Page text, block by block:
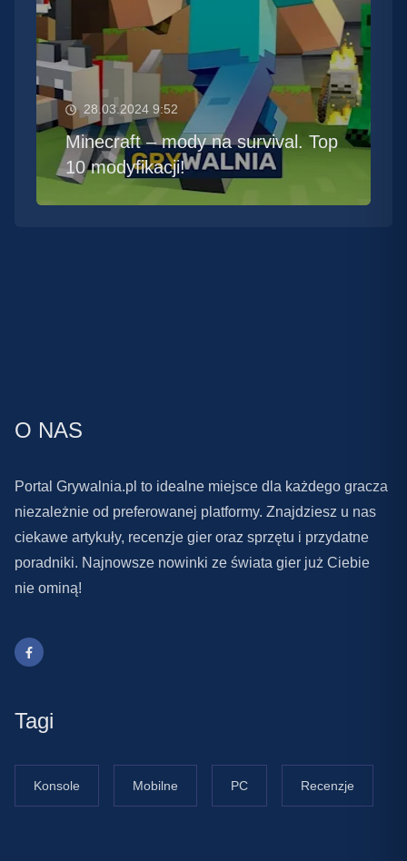
28.03.2024 9:52
Minecraft – mody na survival. Top
10 modyfikacji!
O NAS
Portal Grywalnia.pl to idealne miejsce dla każdego gracza
niezależnie od preferowanej platformy. Znajdziesz u nas
ciekawe artykuły, recenzje gier oraz sprzętu i przydatne
poradniki. Najnowsze nowinki ze świata gier już Ciebie
nie ominą!
Tagi
Konsole Mobilne PC Recenzje